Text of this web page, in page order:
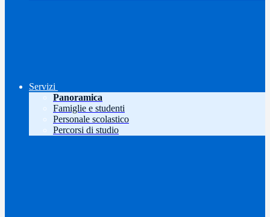
Servizi
Panoramica
Famiglie e studenti
Personale scolastico
Percorsi di studio